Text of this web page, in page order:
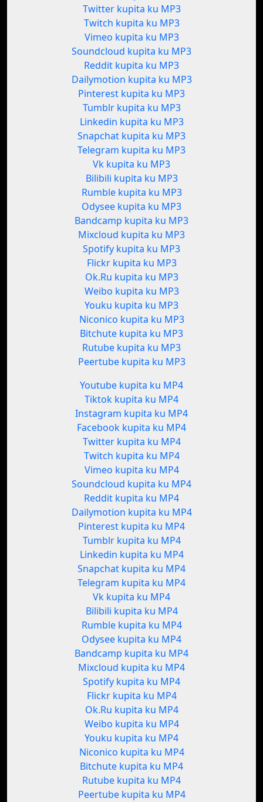
Twitter kupita ku MP3
Twitch kupita ku MP3
Vimeo kupita ku MP3
Soundcloud kupita ku MP3
Reddit kupita ku MP3
Dailymotion kupita ku MP3
Pinterest kupita ku MP3
Tumblr kupita ku MP3
Linkedin kupita ku MP3
Snapchat kupita ku MP3
Telegram kupita ku MP3
Vk kupita ku MP3
Bilibili kupita ku MP3
Rumble kupita ku MP3
Odysee kupita ku MP3
Bandcamp kupita ku MP3
Mixcloud kupita ku MP3
Spotify kupita ku MP3
Flickr kupita ku MP3
Ok.Ru kupita ku MP3
Weibo kupita ku MP3
Youku kupita ku MP3
Niconico kupita ku MP3
Bitchute kupita ku MP3
Rutube kupita ku MP3
Peertube kupita ku MP3
Youtube kupita ku MP4
Tiktok kupita ku MP4
Instagram kupita ku MP4
Facebook kupita ku MP4
Twitter kupita ku MP4
Twitch kupita ku MP4
Vimeo kupita ku MP4
Soundcloud kupita ku MP4
Reddit kupita ku MP4
Dailymotion kupita ku MP4
Pinterest kupita ku MP4
Tumblr kupita ku MP4
Linkedin kupita ku MP4
Snapchat kupita ku MP4
Telegram kupita ku MP4
Vk kupita ku MP4
Bilibili kupita ku MP4
Rumble kupita ku MP4
Odysee kupita ku MP4
Bandcamp kupita ku MP4
Mixcloud kupita ku MP4
Spotify kupita ku MP4
Flickr kupita ku MP4
Ok.Ru kupita ku MP4
Weibo kupita ku MP4
Youku kupita ku MP4
Niconico kupita ku MP4
Bitchute kupita ku MP4
Rutube kupita ku MP4
Peertube kupita ku MP4